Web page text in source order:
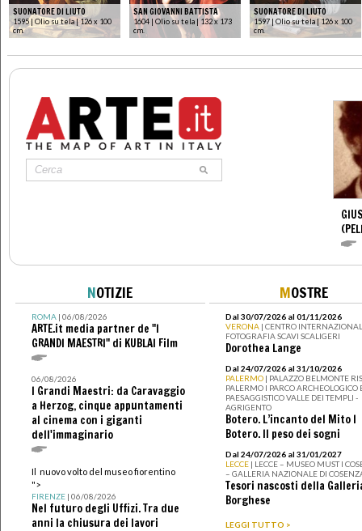
SUONATORE DI LIUTO
1595 | Olio su tela | 126 x 100
cm.
SAN GIOVANNI BATTISTA
1604 | Olio su tela | 132 x 173
cm.
SUONATORE DI LIUTO
1597 | Olio su tela | 126 x 100
cm.
NOTIZIE
ROMA| 06/08/2026
ARTE.it media partner de "I
GRANDI MAESTRI" di KUBLAI Film
06/08/2026
I Grandi Maestri: da Caravaggio
a Herzog, cinque appuntamenti
al cinema con i giganti
dell'immaginario
Il nuovo volto del museo fiorentino
">
FIRENZE| 06/08/2026
Nel futuro degli Uffizi. Tra due
anni la chiusura dei lavori
MOSTRE
Dal 30/07/2026 al 01/11/2026
VERONA | CENTRO
FOTOGRAFIA SCAVI SCALIGERI
Dorothea Lange
Dal 24/07/2026 al 31/10/2026
PALERMO | PALAZZO BELMONTE
PALERMO I PARCO ARCHEOLOGICO
PAESAGGISTICO VALLE DEI TEMPLI -
AGRIGENTO
Botero. L’incanto del Mito I
Botero. Il peso dei sogni
Dal 24/07/2026 al 31/01/2027
LECCE | LECCE – MUSEO MUST I
– GALLERIA NAZIONALE DI
Tesori nascosti della
Borghese
LEGGI TUTTO >